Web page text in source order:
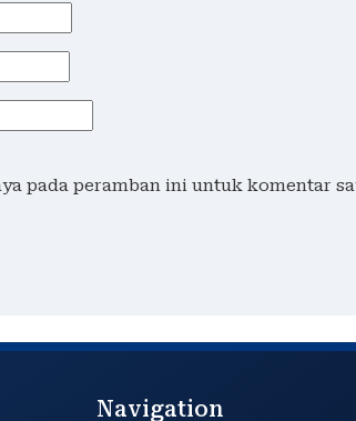
pada peramban ini untuk komentar
Navigation